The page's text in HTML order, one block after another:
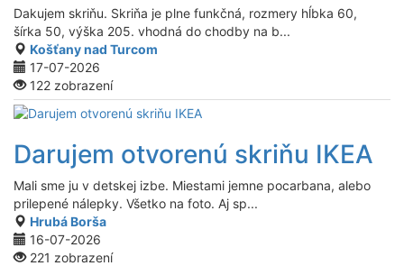
Dakujem skriňu. Skriňa je plne funkčná, rozmery hĺbka 60,
šírka 50, výška 205. vhodná do chodby na b...
Košťany nad Turcom
17-07-2026
122 zobrazení
Darujem otvorenú skriňu IKEA
Mali sme ju v detskej izbe. Miestami jemne pocarbana, alebo
prilepené nálepky. Všetko na foto. Aj sp...
Hrubá Borša
16-07-2026
221 zobrazení